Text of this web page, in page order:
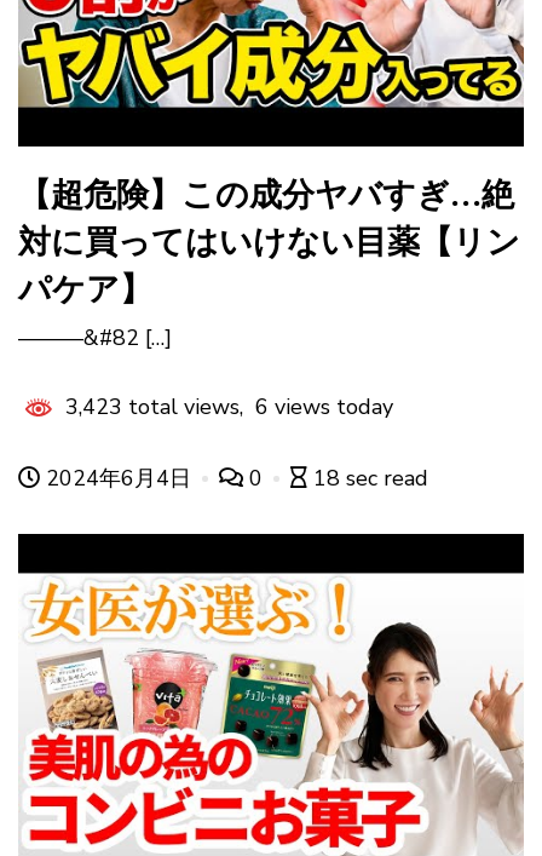
【超危険】この成分ヤバすぎ…絶
対に買ってはいけない目薬【リン
パケア】
———&#82 […]
3,423 total views, 6 views today
2024年6月4日 0 18 sec read